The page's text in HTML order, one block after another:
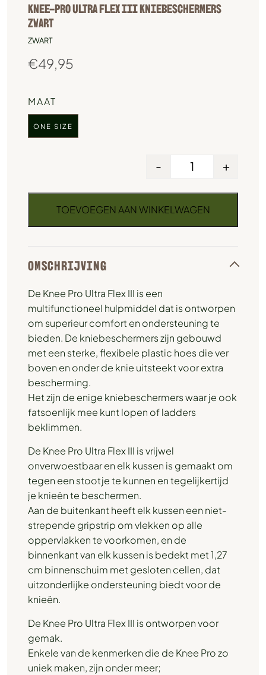
KNEE-PRO ULTRA FLEX III KNIEBESCHERMERS
ZWART
ZWART
€49,95
MAAT
ONE SIZE
- +
TOEVOEGEN AAN WINKELWAGEN
OMSCHRIJVING
De Knee Pro Ultra Flex III is een
multifunctioneel hulpmiddel dat is ontworpen
om superieur comfort en ondersteuning te
bieden. De kniebeschermers zijn gebouwd
met een sterke, flexibele plastic hoes die ver
boven en onder de knie uitsteekt voor extra
bescherming.
Het zijn de enige kniebeschermers waar je ook
fatsoenlijk mee kunt lopen of ladders
beklimmen.
De Knee Pro Ultra Flex III is vrijwel
onverwoestbaar en elk kussen is gemaakt om
tegen een stootje te kunnen en tegelijkertijd
je knieën te beschermen.
Aan de buitenkant heeft elk kussen een niet-
strepende gripstrip om vlekken op alle
oppervlakken te voorkomen, en de
binnenkant van elk kussen is bedekt met 1,27
cm binnenschuim met gesloten cellen, dat
uitzonderlijke ondersteuning biedt voor de
knieën.
De Knee Pro Ultra Flex III is ontworpen voor
gemak.
Enkele van de kenmerken die de Knee Pro zo
uniek maken, zijn onder meer;